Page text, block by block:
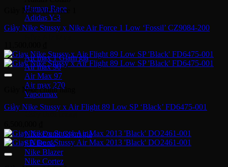
Human Race
Adidas Y-3
Air max 1
Air max 90
Air Max 97
Air max 270
Vapormax
Giày thời trang
Nike Dunk
SB Dunk
Nike Blazer
Nike Cortez
Giày Nike Air Force 1
Giày Nike Stussy x Nike Air Force 1 Low ‘Fossil’ CZ9084-200
Giày Nike chính hãng
Giày Nike Stussy x Air Flight 89 Low SP ‘Black’ FD6475-001